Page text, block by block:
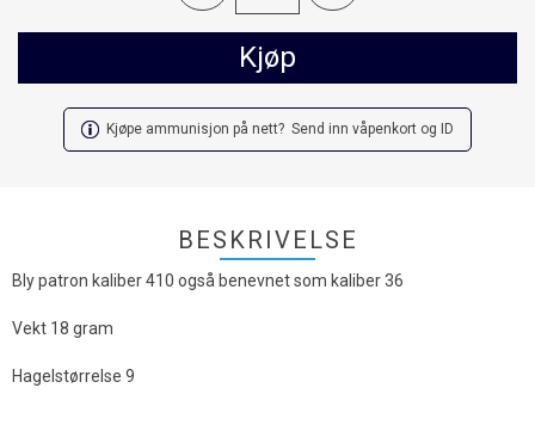
Kjøp
Kjøpe ammunisjon på nett? Send inn våpenkort og ID
BESKRIVELSE
Bly patron kaliber 410 også benevnet som kaliber 36
Vekt 18 gram
Hagelstørrelse 9